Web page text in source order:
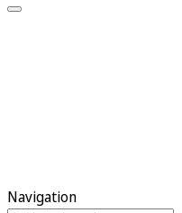
Navigation